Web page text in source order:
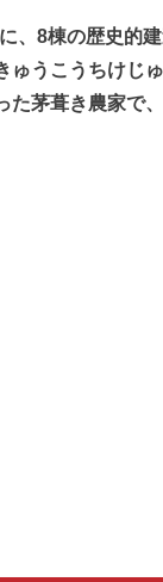
、8棟の歴史的
うこうちけじ
茅葺き農家で